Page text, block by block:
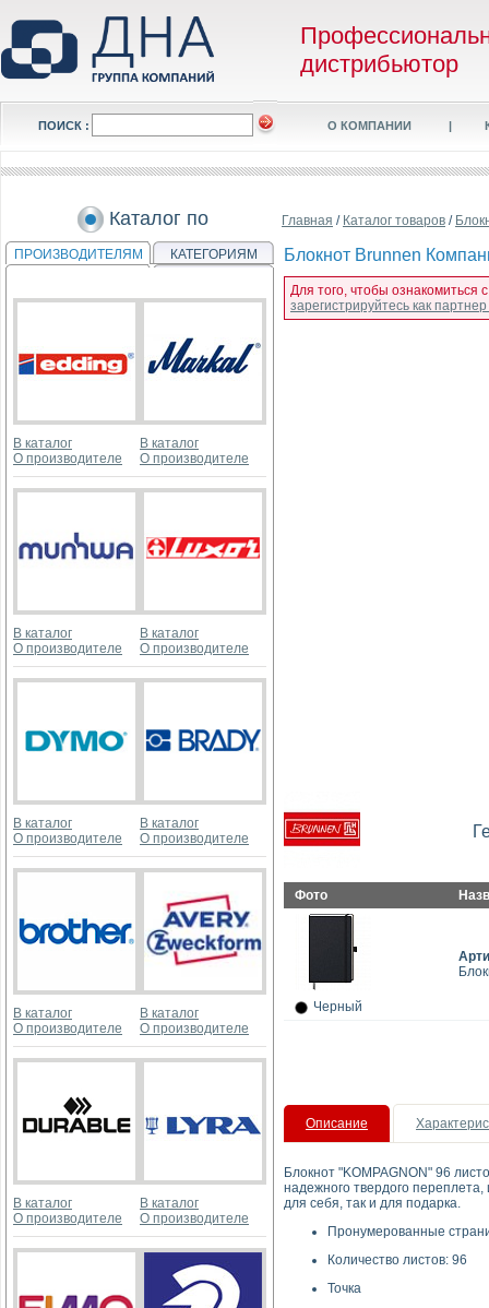
дистрибьютор
ПОИСК : О КОМПАНИИ |
Каталог по
ПРОИЗВОДИТЕЛЯМ КАТЕГОРИЯМ
В каталог
О производителе
В каталог
О производителе
В каталог
О производителе
В каталог
О производителе
В каталог
О производителе
В каталог
О производителе
В каталог
О производителе
В каталог
О производителе
В каталог
О производителе
В каталог
О производителе
Главная / Каталог товаров /
Блокнот Brunnen
Для того, чтобы ознакомиться
зарегистрируйтесь как
Фото
Черный
Описание
Блокнот "KOMPAGNON" 96
надежного твердого
для себя, так и для подарка.
Пронумерованные
Количество листов: 96
Точка